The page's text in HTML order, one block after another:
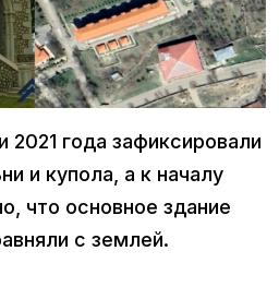
2021 года зафиксировали
и купола, а к началу
что основное здание
с землей.